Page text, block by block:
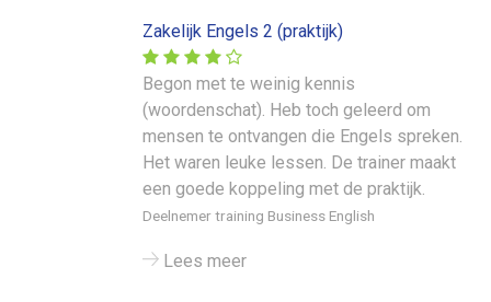
Zakelijk Engels 2 (praktijk)
Begon met te weinig kennis
(woordenschat). Heb toch geleerd om
mensen te ontvangen die Engels spreken.
Het waren leuke lessen. De trainer maakt
een goede koppeling met de praktijk.
Deelnemer training Business English
Lees meer